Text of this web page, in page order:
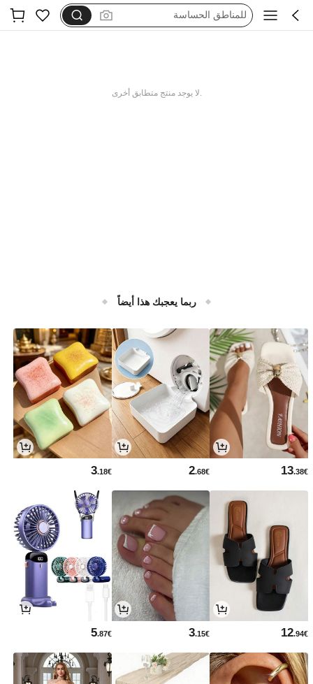
للمناطق الحساسة
.لا يوجد منتج متطابق أخرى
ربما يعجبك هذا أيضاً
13.38€
2.68€
3.18€
12.94€
3.15€
5.87€